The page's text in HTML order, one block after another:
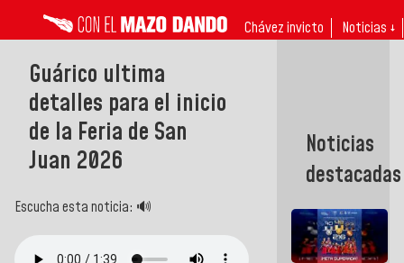
Chávez invicto Noticias ↓
Guárico ultima
detalles para el inicio
de la Feria de San
Juan 2026
Escucha esta noticia: 🔊
Noticias
destacadas